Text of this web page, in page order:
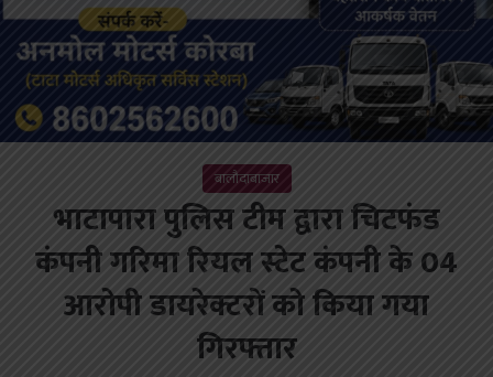
बालौदाबाजार
भाटापारा पुलिस टीम द्वारा चिटफंड
कंपनी गरिमा रियल स्टेट कंपनी के 04
आरोपी डायरेक्टरों को किया गया
गिरफ्तार